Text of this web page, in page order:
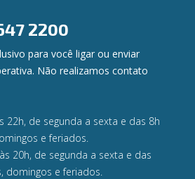
2200
para você ligar ou enviar
Não realizamos contato
22h, de segunda a sexta e das 8h
e feriados.
20h, de segunda a sexta e das
domingos e feriados.